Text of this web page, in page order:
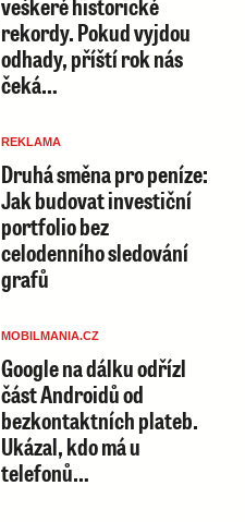
rekordy. Pokud vyjdou
odhady, příští rok nás
čeká…
REKLAMA
Druhá směna pro peníze:
Jak budovat investiční
portfolio bez
celodenního sledování
grafů
MOBILMANIA.CZ
Google na dálku odřízl
část Androidů od
bezkontaktních plateb.
Ukázal, kdo má u
telefonů…